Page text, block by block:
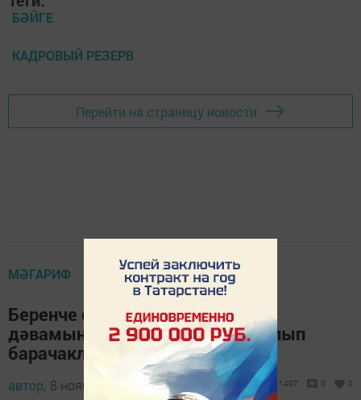
БӘЙГЕ
КАДРОВЫЙ РЕЗЕРВ
Перейти на страницу новости
МӘГАРИФ
Беренче сыйныф укучылары ел
дәвамында мәдәни көндәлек алып
барачаклар
автор, 8 ноябрь 2014 - 05:53 1497 0 0